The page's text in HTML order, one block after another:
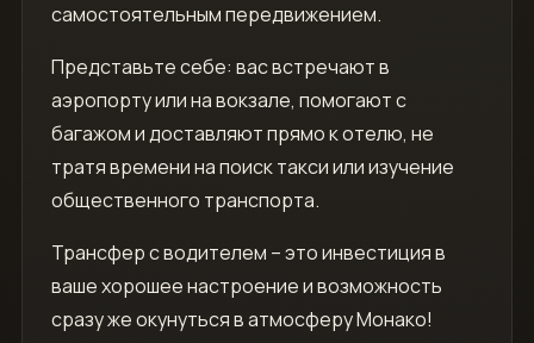
самостоятельным передвижением.
Представьте себе: вас встречают в
аэропорту или на вокзале, помогают с
багажом и доставляют прямо к отелю, не
тратя времени на поиск такси или изучение
общественного транспорта.
Трансфер с водителем – это инвестиция в
ваше хорошее настроение и возможность
сразу же окунуться в атмосферу Монако!